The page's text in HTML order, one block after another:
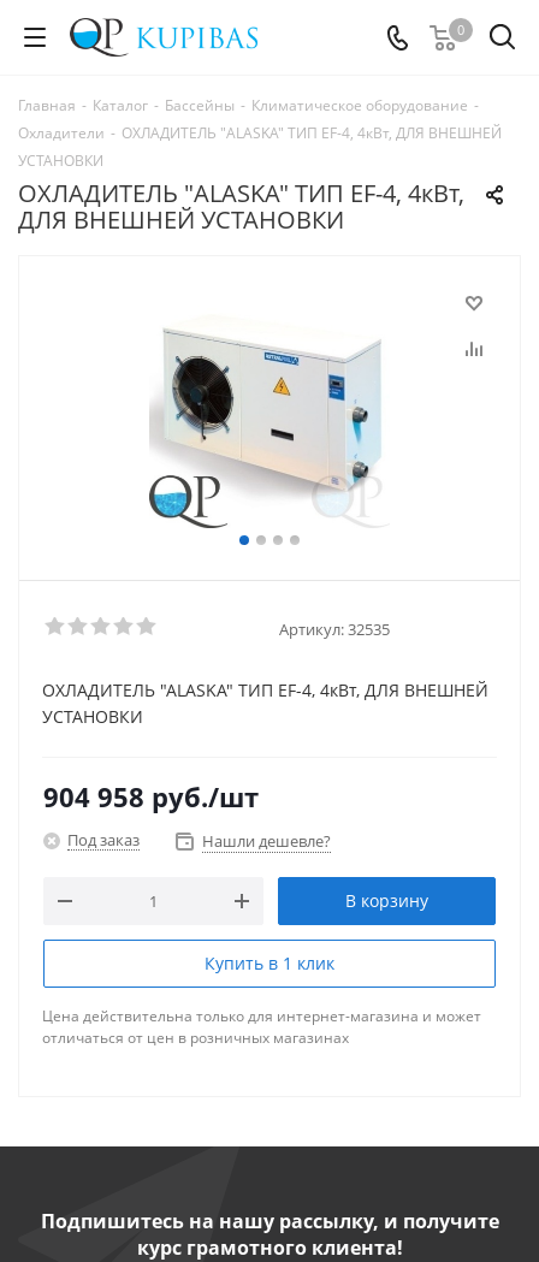
0
Главная - Каталог - Бассейны - Климатическое оборудование -
Охладители - ОХЛАДИТЕЛЬ "ALASKA" ТИП EF-4, 4кВт, ДЛЯ ВНЕШНЕЙ
УСТАНОВКИ
ОХЛАДИТЕЛЬ "ALASKA" ТИП EF-4, 4кВт,
ДЛЯ ВНЕШНЕЙ УСТАНОВКИ
Артикул:32535
ОХЛАДИТЕЛЬ "ALASKA" ТИП EF-4, 4кВт, ДЛЯ ВНЕШНЕЙ
УСТАНОВКИ
904 958 руб./шт
Под заказ Нашли дешевле?
В корзину
Купить в 1 клик
Цена действительна только для интернет-магазина и может
отличаться от цен в розничных магазинах
Подпишитесь на нашу рассылку, и получите
курс грамотного клиента!